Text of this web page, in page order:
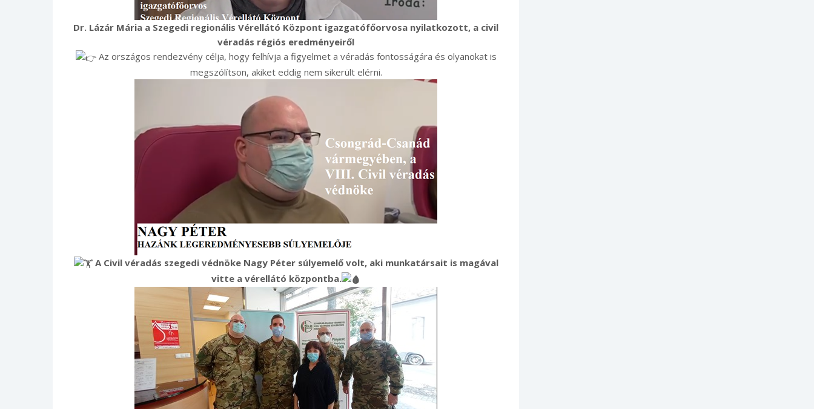
Dr. Lázár Mária a Szegedi regionális Vérellátó Központ igazgatófőorvosa nyilatkozott, a civil
véradás régiós eredményeiről
Az országos rendezvény célja, hogy felhívja a figyelmet a véradás fontosságára és olyanokat is
megszólítson, akiket eddig nem sikerült elérni.
A Civil véradás szegedi védnöke Nagy Péter súlyemelő volt, aki munkatársait is magával
vitte a vérellátó központba.